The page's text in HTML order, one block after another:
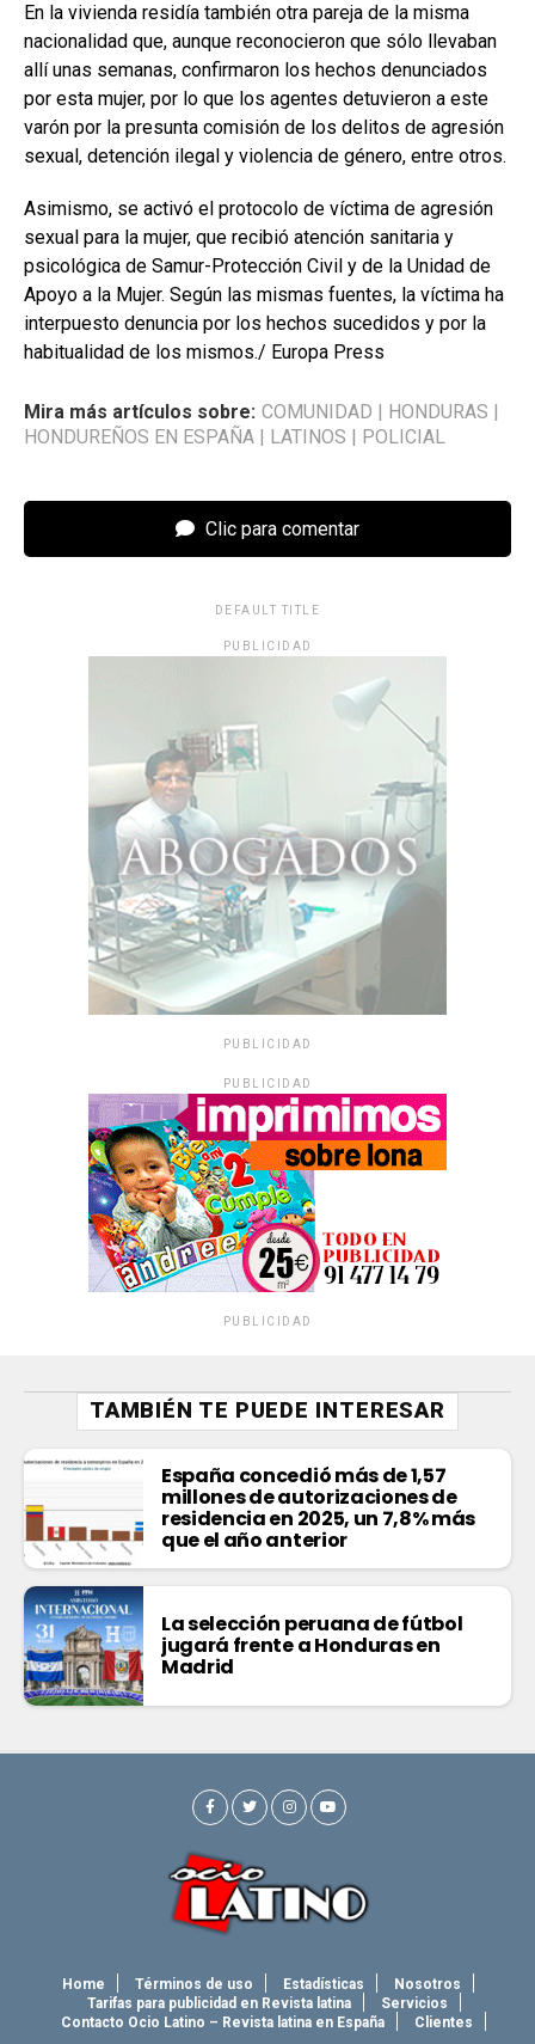
En la vivienda residía también otra pareja de la misma
nacionalidad que, aunque reconocieron que sólo llevaban
allí unas semanas, confirmaron los hechos denunciados
por esta mujer, por lo que los agentes detuvieron a este
varón por la presunta comisión de los delitos de agresión
sexual, detención ilegal y violencia de género, entre otros.
Asimismo, se activó el protocolo de víctima de agresión
sexual para la mujer, que recibió atención sanitaria y
psicológica de Samur-Protección Civil y de la Unidad de
Apoyo a la Mujer. Según las mismas fuentes, la víctima ha
interpuesto denuncia por los hechos sucedidos y por la
habitualidad de los mismos./ Europa Press
Mira más artículos sobre: COMUNIDAD HONDURAS
HONDUREÑOS EN ESPAÑA
LATINOS POLICIAL
Clic para comentar
DEFAULT TITLE
PUBLICIDAD
PUBLICIDAD
PUBLICIDAD
PUBLICIDAD
TAMBIÉN TE PUEDE INTERESAR
España concedió más de 1,57
millones de autorizaciones de
residencia en 2025, un 7,8% más
que el año anterior
La selección peruana de fútbol
jugará frente a Honduras en
Madrid
Home Términos de uso Estadísticas
Nosotros
Tarifas para publicidad en Revista latina
Servicios
Contacto Ocio Latino – Revista latina en España
Clientes